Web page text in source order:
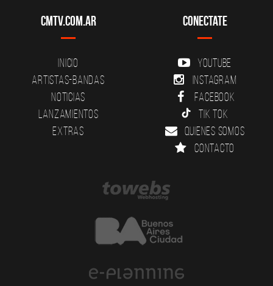
CMTV.com.ar
Inicio
Artistas-Bandas
Noticias
Lanzamientos
Extras
Conectate
YouTube
Instagram
Facebook
Tik Tok
Quienes somos
Contacto